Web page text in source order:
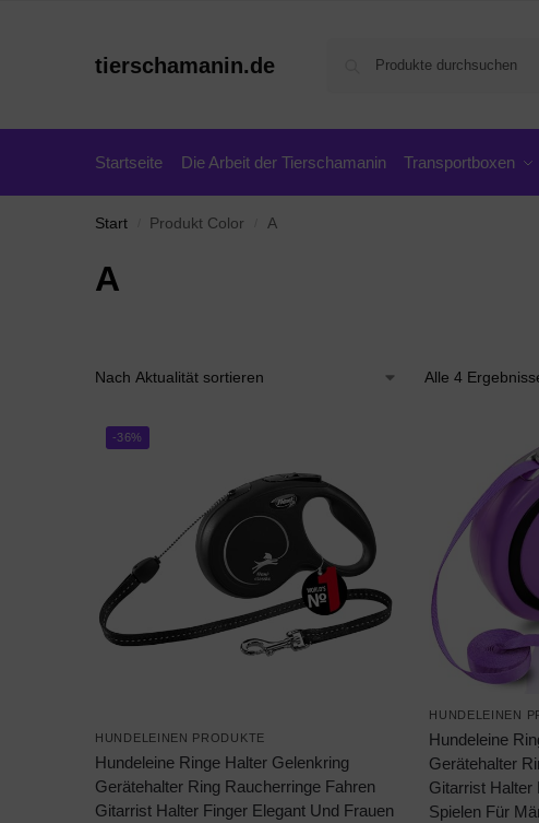
tierschamanin.de
Startseite Die Arbeit der Tierschamanin Transportboxen
Start Produkt Color A
A
Alle 4
-36%
HUNDELEINEN PRODUKTE
Hundeleine Ringe Halter Gelenkring
Gerätehalter Ring Raucherringe Fahren
Gitarrist Halter Finger Elegant Und Frauen
HUNDELEINEN
Hundeleine
Gerätehalter
Gitarrist Halter
Spielen Für